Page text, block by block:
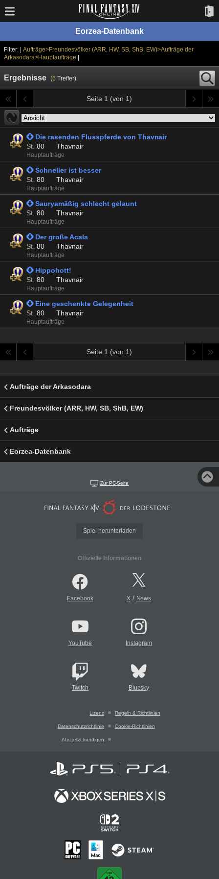
Eorzea-Datenbank
Filter: | Aufträge>Freundesvölker (ARR, HW, SB, ShB, EW)>Aufträge der
Arkasodara>Hauptaufträge
Ergebnisse (6 Treffer)
Seite 1 (von 1)
 Die rasenden Flusspferde von Thavnair
St. 80 Thavnair
Hauptaufträge
 Schneller ist besser
St. 80 Thavnair
Hauptaufträge
 Sauryamäßig schlecht gelaunt
St. 80 Thavnair
Hauptaufträge
 Der große Acala
St. 80 Thavnair
Hauptaufträge
 Hippohott!
St. 80 Thavnair
Hauptaufträge
 Eine geschenkte Gelegenheit
St. 80 Thavnair
Hauptaufträge
Seite 1 (von 1)
Aufträge der Arkasodara
Freundesvölker (ARR, HW, SB, ShB, EW)
Aufträge
Eorzea-Datenbank
Zur PC-Seite
Spiel herunterladen
Offizielle Informationen
Facebook X/ News
YouTube Instagram
Twitch Bluesky
Lizenz Regeln & Richtlinien
Datenschutzrichtlinie Cookie-Richtlinien
Abo jetzt kündigen